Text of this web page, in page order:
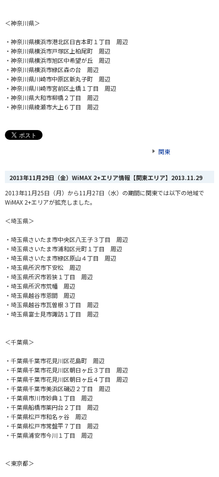
＜神奈川県＞
・神奈川県横浜市港北区日吉本町１丁目 周辺
・神奈川県横浜市戸塚区上柏尾町 周辺
・神奈川県横浜市旭区中希望が丘 周辺
・神奈川県横浜市緑区森の台 周辺
・神奈川県川崎市中原区新丸子町 周辺
・神奈川県川崎市宮前区土橋１丁目 周辺
・神奈川県大和市柳橋２丁目 周辺
・神奈川県綾瀬市大上６丁目 周辺
関東
2013年11月29日（金）WiMAX 2+エリア情報【関東エリア】 2013.11.29
2013年11月25日（月）から11月27日（水）の期間に関東では以下の地域で
WiMAX 2+エリアが拡充しました。
＜埼玉県＞
・埼玉県さいたま市中央区八王子３丁目 周辺
・埼玉県さいたま市浦和区元町１丁目 周辺
・埼玉県さいたま市緑区原山４丁目 周辺
・埼玉県所沢市下安松 周辺
・埼玉県所沢市若狭１丁目 周辺
・埼玉県所沢市荒幡 周辺
・埼玉県越谷市恩間 周辺
・埼玉県越谷市瓦曽根３丁目 周辺
・埼玉県富士見市諏訪１丁目 周辺
＜千葉県＞
・千葉県千葉市花見川区花島町 周辺
・千葉県千葉市花見川区朝日ヶ丘３丁目 周辺
・千葉県千葉市花見川区朝日ヶ丘４丁目 周辺
・千葉県千葉市美浜区磯辺２丁目 周辺
・千葉県市川市妙典１丁目 周辺
・千葉県船橋市薬円台２丁目 周辺
・千葉県松戸市和名ヶ谷 周辺
・千葉県松戸市常盤平７丁目 周辺
・千葉県浦安市今川１丁目 周辺
＜東京都＞